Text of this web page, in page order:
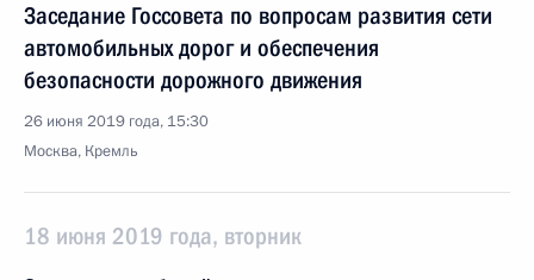
Заседание Госсовета по вопросам развития сети
автомобильных дорог и обеспечения
безопасности дорожного движения
26 июня 2019 года, 15:30
Москва, Кремль
18 июня 2019 года, вторник